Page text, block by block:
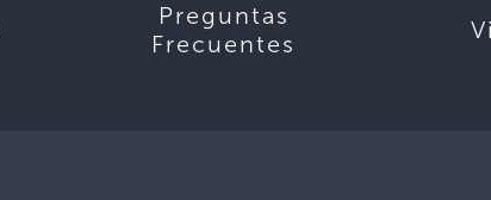
Preguntas
Frecuentes